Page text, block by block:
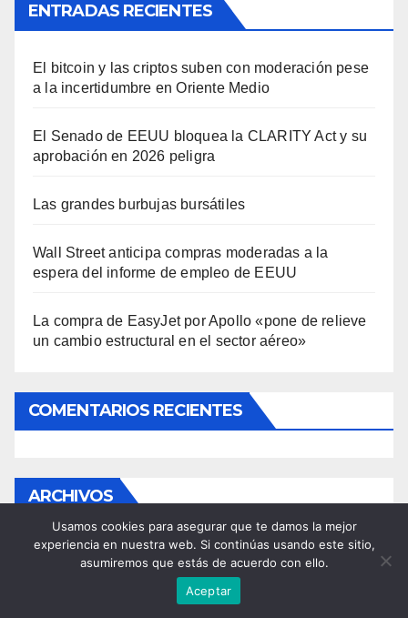
ENTRADAS RECIENTES
El bitcoin y las criptos suben con moderación pese
a la incertidumbre en Oriente Medio
El Senado de EEUU bloquea la CLARITY Act y su
aprobación en 2026 peligra
Las grandes burbujas bursátiles
Wall Street anticipa compras moderadas a la
espera del informe de empleo de EEUU
La compra de EasyJet por Apollo «pone de relieve
un cambio estructural en el sector aéreo»
COMENTARIOS RECIENTES
ARCHIVOS
agosto 2026
Usamos cookies para asegurar que te damos la mejor
experiencia en nuestra web. Si continúas usando este sitio,
asumiremos que estás de acuerdo con ello.
Aceptar